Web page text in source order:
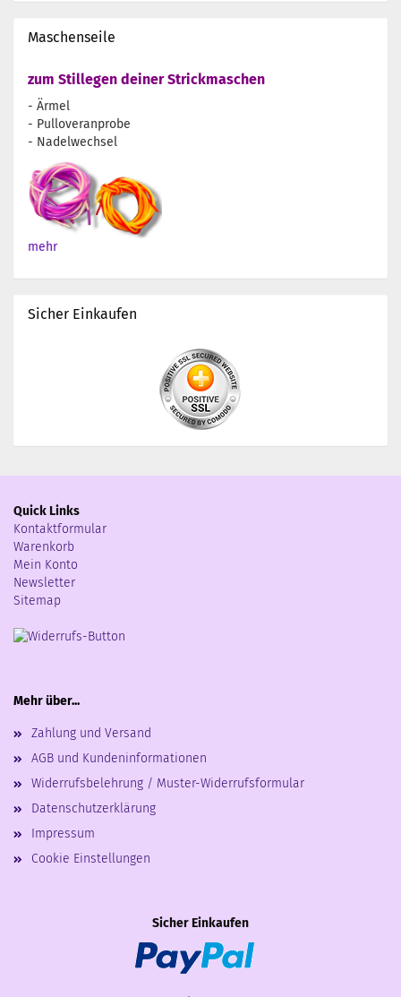
Maschenseile
zum Stillegen deiner Strickmaschen
- Ärmel
- Pulloveranprobe
- Nadelwechsel
mehr
Sicher Einkaufen
Quick Links
Kontaktformular
Warenkorb
Mein Konto
Newsletter
Sitemap
Mehr über...
Zahlung und Versand
AGB und Kundeninformationen
Widerrufsbelehrung / Muster-Widerrufsformular
Datenschutzerklärung
Impressum
Cookie Einstellungen
Sicher Einkaufen